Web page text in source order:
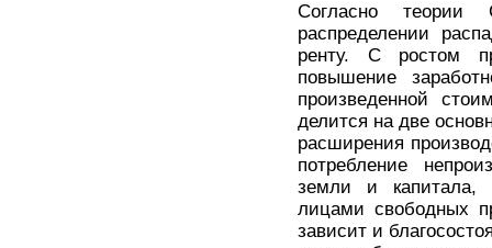
Согласно теории
распределении
ренту. С ростом
повышение
произведенной
делится на две
расширения
потребление
земли и капитала,
лицами свободных
зависит и